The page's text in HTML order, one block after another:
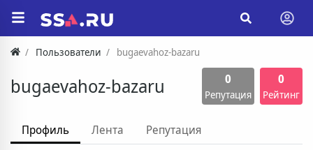
Пользователи bugaevahoz-bazaru
bugaevahoz-bazaru 0
Репутация
0
Рейтинг
Профиль Лента Репутация